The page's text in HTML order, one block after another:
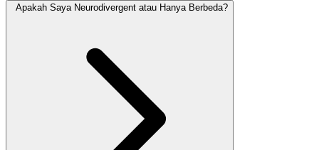
Apakah Saya Neurodivergent atau Hanya Berbeda?